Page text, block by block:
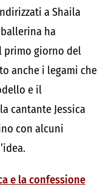
a Shaila
ballerina ha
primo giorno del
anche i legami che
e il
cantante Jessica
con alcuni
e la confessione